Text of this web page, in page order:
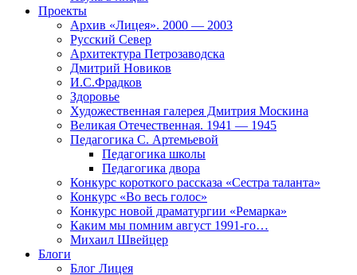
Проекты
Архив «Лицея». 2000 — 2003
Русский Север
Архитектура Петрозаводска
Дмитрий Новиков
И.С.Фрадков
Здоровье
Художественная галерея Дмитрия Москина
Великая Отечественная. 1941 — 1945
Педагогика С. Артемьевой
Педагогика школы
Педагогика двора
Конкурс короткого рассказа «Сестра таланта»
Конкурс «Во весь голос»
Конкурс новой драматургии «Ремарка»
Каким мы помним август 1991-го…
Михаил Швейцер
Блоги
Блог Лицея